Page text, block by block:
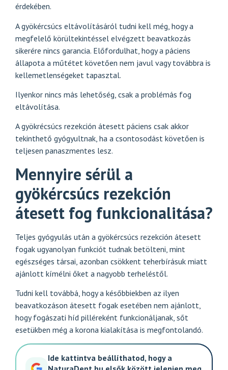
érdekében.
A gyökércsúcs eltávolításáról tudni kell még, hogy a
megfelelő körültekintéssel elvégzett beavatkozás
sikerére nincs garancia. Előfordulhat, hogy a páciens
állapota a műtétet követően nem javul vagy továbbra is
kellemetlenségeket tapasztal.
Ilyenkor nincs más lehetőség, csak a problémás fog
eltávolítása.
A gyökrécsúcs rezekción átesett páciens csak akkor
tekinthető gyógyultnak, ha a csontosodást követően is
teljesen panaszmentes lesz.
Mennyire sérül a
gyökércsúcs rezekción
átesett fog funkcionalitása?
Teljes gyógyulás után a gyökércsúcs rezekción átesett
fogak ugyanolyan funkciót tudnak betölteni, mint
egészséges társai, azonban csökkent teherbírásuk miatt
ajánlott kímélni őket a nagyobb terheléstől.
Tudni kell továbbá, hogy a későbbiekben az ilyen
beavatkozáson átesett fogak esetében nem ajánlott,
hogy fogászati híd pilléreként funkcionáljanak, sőt
esetükben még a korona kialakítása is megfontolandó.
Ide kattintva beállíthatod, hogy a